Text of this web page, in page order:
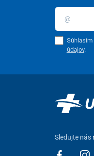
Súhlasím
údajov.
Sledujte nás